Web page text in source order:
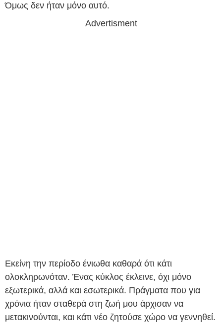
Όμως δεν ήταν μόνο αυτό.
Advertisment
Εκείνη την περίοδο ένιωθα καθαρά ότι κάτι
ολοκληρωνόταν. Ένας κύκλος έκλεινε, όχι μόνο
εξωτερικά, αλλά και εσωτερικά. Πράγματα που για
χρόνια ήταν σταθερά στη ζωή μου άρχισαν να
μετακινούνται, και κάτι νέο ζητούσε χώρο να γεννηθεί.